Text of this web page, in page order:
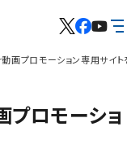
画プロモーション専用サイ
ロモーショ